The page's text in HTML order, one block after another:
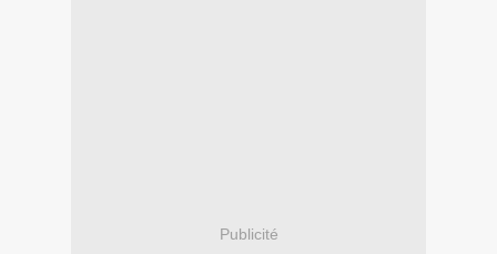
Publicité